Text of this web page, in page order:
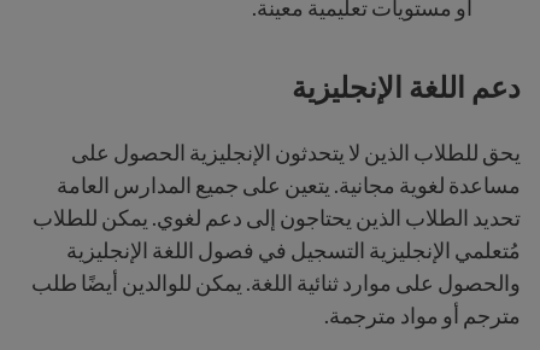
أو مستويات تعليمية معينة.
دعم اللغة الإنجليزية
يحق للطلاب الذين لا يتحدثون الإنجليزية الحصول على
مساعدة لغوية مجانية. يتعين على جميع المدارس العامة
تحديد الطلاب الذين يحتاجون إلى دعم لغوي. يمكن للطلاب
مُتعلمي الإنجليزية التسجيل في فصول اللغة الإنجليزية
والحصول على موارد ثنائية اللغة. يمكن للوالدين أيضًا طلب
مترجم أو مواد مترجمة.